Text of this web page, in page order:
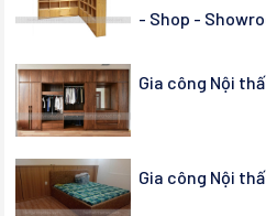
- Shop -
Gia công Nội
Gia công Nội